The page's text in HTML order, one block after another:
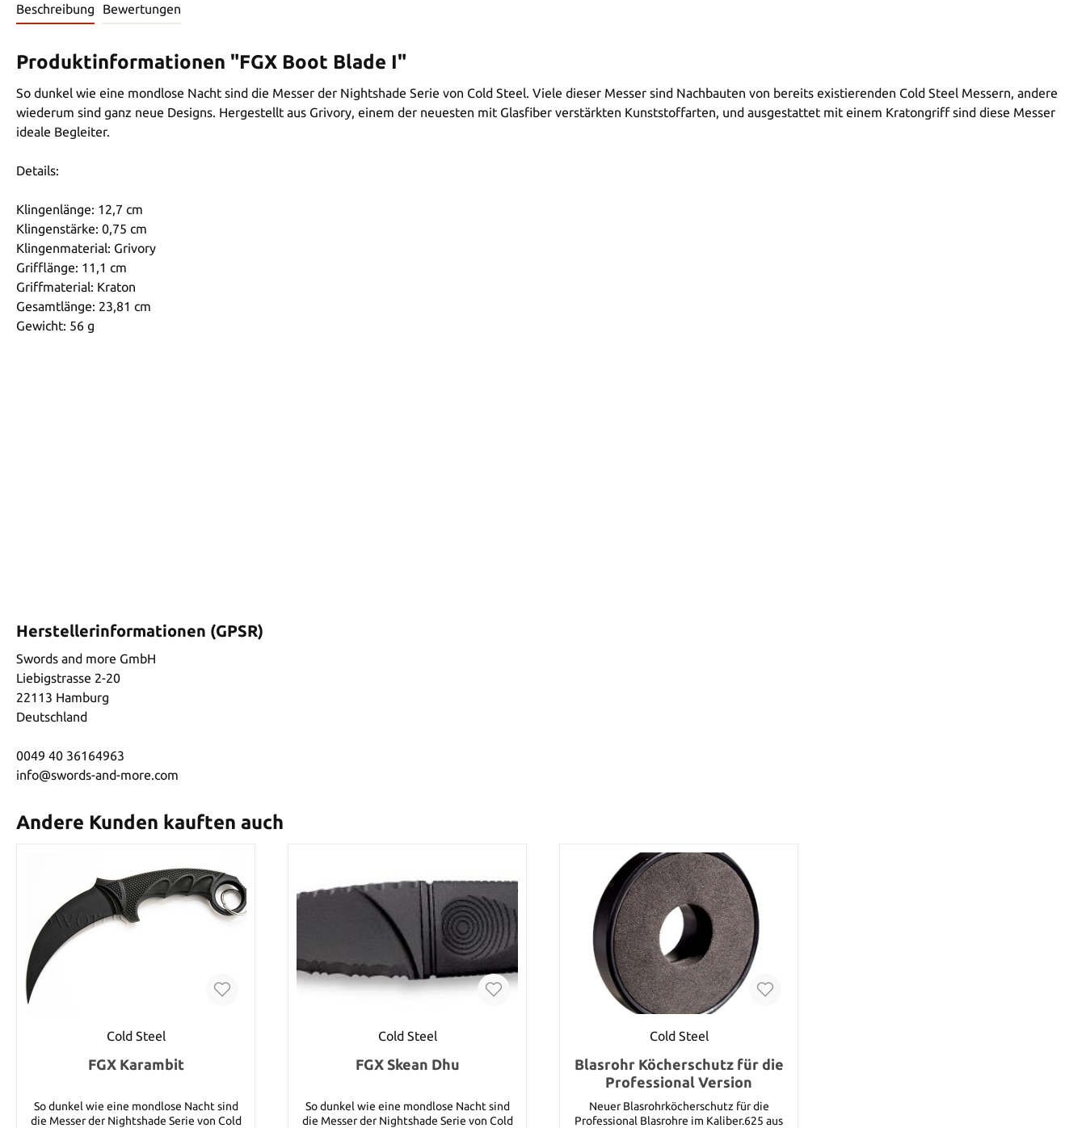
Beschreibung Bewertungen
Produktinformationen "FGX Boot Blade I"
So dunkel wie eine mondlose Nacht sind die Messer der Nightshade Serie von Cold Steel. Viele dieser Messer sind Nachbauten von bereits existierenden Cold Steel Messern, andere
wiederum sind ganz neue Designs. Hergestellt aus Grivory, einem der neuesten mit Glasfiber verstärkten Kunststoffarten, und ausgestattet mit einem Kratongriff sind diese Messer
ideale Begleiter.
Details:
Klingenlänge: 12,7 cm
Klingenstärke: 0,75 cm
Klingenmaterial: Grivory
Grifflänge: 11,1 cm
Griffmaterial: Kraton
Gesamtlänge: 23,81 cm
Gewicht: 56 g
Herstellerinformationen (GPSR)
Swords and more GmbH
Liebigstrasse 2-20
22113 Hamburg
Deutschland
0049 40 36164963
info@swords-and-more.com
Andere Kunden kauften auch
Cold Steel
FGX Karambit
So dunkel wie eine mondlose Nacht sind
die Messer der Nightshade Serie von Cold
Cold Steel
FGX Skean Dhu
So dunkel wie eine mondlose Nacht sind
die Messer der Nightshade Serie von Cold
Cold Steel
Blasrohr Köcherschutz für die
Professional Version
Neuer Blasrohrköcherschutz für die
Professional Blasrohre im Kaliber.625 aus